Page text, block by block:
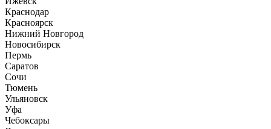
Краснодар
Красноярск
Нижний Новгород
Новосибирск
Пермь
Саратов
Сочи
Тюмень
Ульяновск
Уфа
Чебоксары